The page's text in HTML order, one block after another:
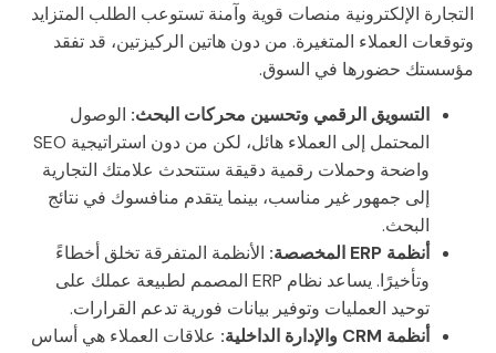
التجارة الإلكترونية منصات قوية وآمنة تستوعب الطلب المتزايد
وتوقعات العملاء المتغيرة. من دون هاتين الركيزتين، قد تفقد
مؤسستك حضورها في السوق.
التسويق الرقمي وتحسين محركات البحث: الوصول
المحتمل إلى العملاء هائل، لكن من دون استراتيجية SEO
واضحة وحملات رقمية دقيقة ستتحدث علامتك التجارية
إلى جمهور غير مناسب، بينما يتقدم منافسوك في نتائج
البحث.
أنظمة ERP المخصصة:
الأنظمة المتفرقة تخلق أخطاءً
وتأخيرًا. يساعد نظام ERP المصمم لطبيعة عملك على
توحيد العمليات وتوفير بيانات فورية تدعم القرارات.
أنظمة CRM والإدارة الداخلية:
علاقات العملاء هي أساس